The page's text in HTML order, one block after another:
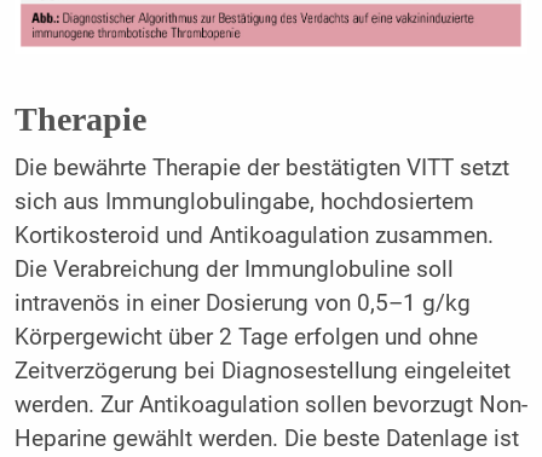
Therapie
Die bewährte Therapie der bestätigten VITT setzt
sich aus Immunglobulingabe, hochdosiertem
Kortikosteroid und Antikoagulation zusammen.
Die Verabreichung der Immunglobuline soll
intravenös in einer Dosierung von 0,5–1 g/kg
Körpergewicht über 2 Tage erfolgen und ohne
Zeitverzögerung bei Diagnosestellung eingeleitet
werden. Zur Antikoagulation sollen bevorzugt Non-
Heparine gewählt werden. Die beste Datenlage ist